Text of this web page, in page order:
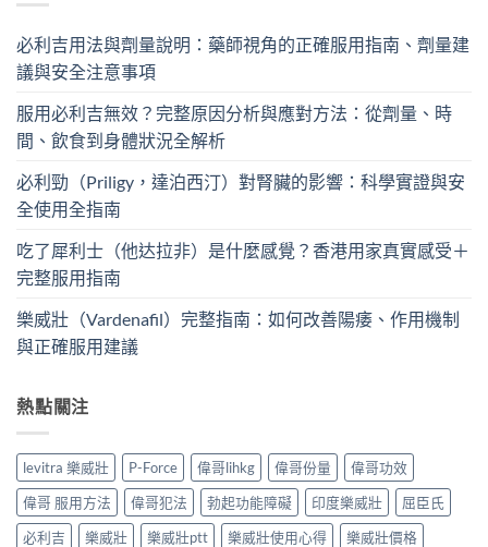
必利吉用法與劑量說明：藥師視角的正確服用指南、劑量建
議與安全注意事項
服用必利吉無效？完整原因分析與應對方法：從劑量、時
間、飲食到身體狀況全解析
必利勁（Priligy，達泊西汀）對腎臟的影響：科學實證與安
全使用全指南
吃了犀利士（他达拉非）是什麼感覺？香港用家真實感受＋
完整服用指南
樂威壯（Vardenafil）完整指南：如何改善陽痿、作用機制
與正確服用建議
熱點關注
levitra 樂威壯 P-Force 偉哥lihkg 偉哥份量
偉哥功效
偉哥 服用方法
偉哥犯法 勃起功能障礙 印度樂威壯
屈臣氏
必利吉
樂威壯 樂威壯ptt 樂威壯使用心得
樂威壯價格